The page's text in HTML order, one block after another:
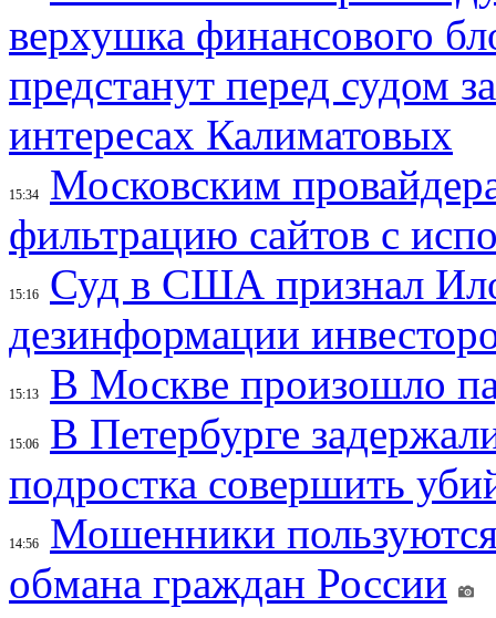
верхушка финансового
предстанут перед судом
интересах Калиматовых
15:34
Московским
фильтрацию сайтов с
15:16
Суд в США признал
дезинформации
15:13 В Москве произошло
15:06
В Петербурге
подростка совершить
14:56
Мошенники
обмана граждан России